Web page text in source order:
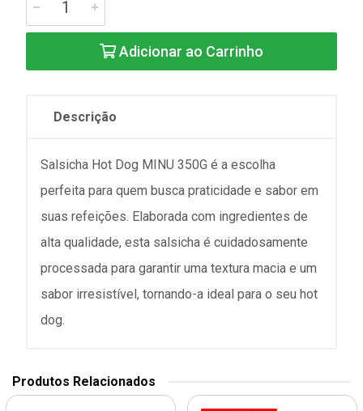
Adicionar ao Carrinho
Descrição
Salsicha Hot Dog MINU 350G é a escolha
perfeita para quem busca praticidade e sabor em
suas refeições. Elaborada com ingredientes de
alta qualidade, esta salsicha é cuidadosamente
processada para garantir uma textura macia e um
sabor irresistível, tornando-a ideal para o seu hot
dog.
Produtos Relacionados